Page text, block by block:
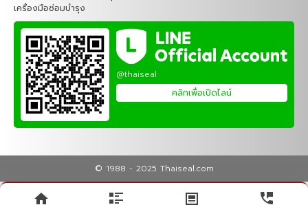
เครื่องมือซ่อมบำรุง
@thaiseal
คลิกเพื่อเปิดไลน์
© 1988 - 2025 Thaiseal.com